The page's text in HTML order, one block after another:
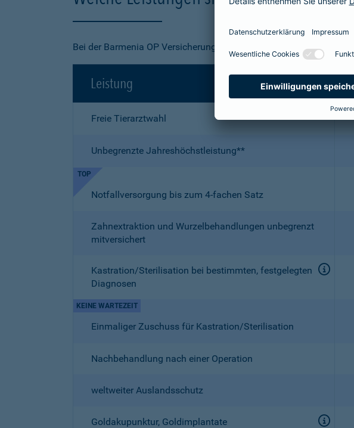
Bei der Barmenia OP Versicherung für Ihre Katze profitieren Sie
Leistung
Freie Tierarztwahl
Unbegrenzte Jahreshöchstleistung**
Notfallversorgung bis zum 4-fachen Satz
TOP
Zahnextraktion und Wurzelbehandlungen unbegrenzt
mitversichert
Kastration/Sterilisation bei bestimmten, festgelegten
Diagnosen
Einmaliger Zuschuss für Kastration/Sterilisation
KEINE WARTEZEIT
Nachbehandlung nach einer Operation
weltweiter Auslandsschutz
Goldakupunktur, Goldimplantate